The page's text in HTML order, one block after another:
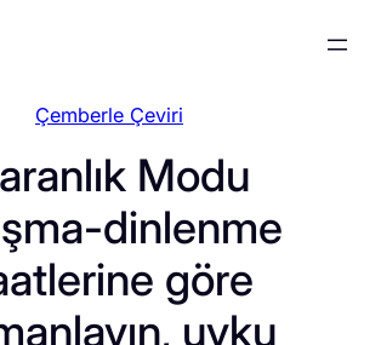
Çemberle Çeviri
Modu
dinlenme
göre
uyku